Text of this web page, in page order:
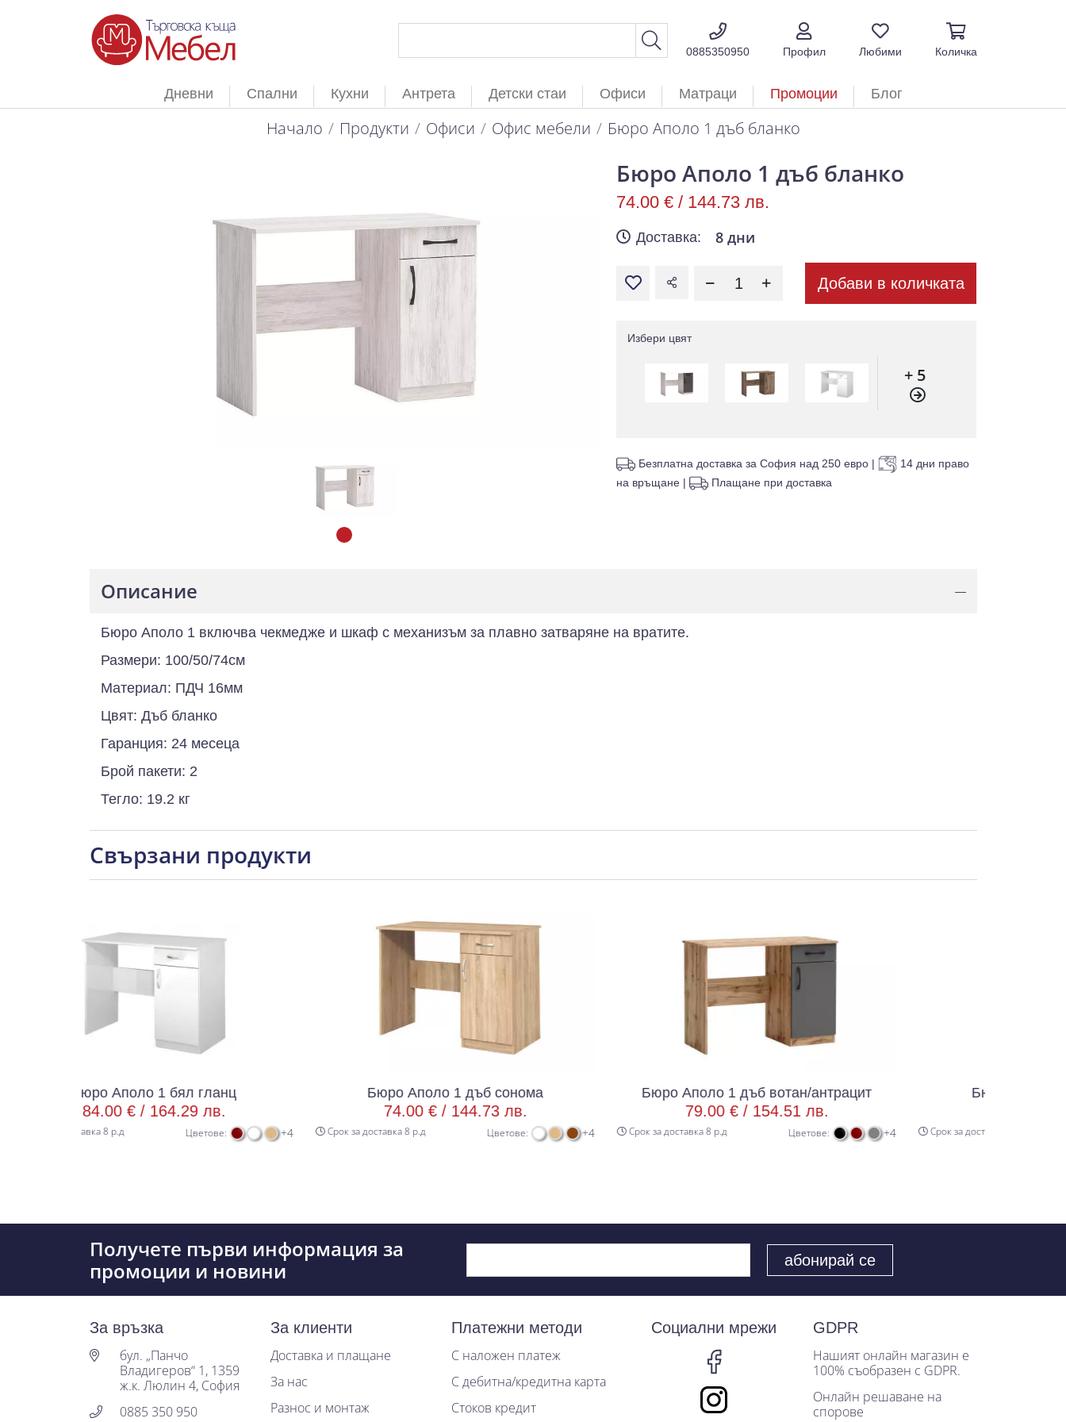
0885350950 Профил Любими Количка
Дневни Спални Кухни Антрета Детски стаи Офиси Матраци Промоции Блог
Начало Продукти Офиси Офис мебели Бюро Аполо 1 дъб бланко
Бюро Аполо 1 дъб бланко
74.00 € / 144.73 лв.
Доставка: 8 дни
Добави в количката
Избери цвят
+ 5
Безплатна доставка за София над 250 евро |
14 дни право
на връщане | Плащане при доставка
Описание —
Бюро Аполо 1 включва чекмедже и шкаф с механизъм за плавно затваряне на вратите.
Размери: 100/50/74см
Материал: ПДЧ 16мм
Цвят: Дъб бланко
Гаранция: 24 месеца
Брой пакети: 2
Тегло: 19.2 кг
Свързани продукти
Аполо 1 бял гланц
164.29 лв.
Цветове: +4
Бюро Аполо 1 дъб сонома
144.73 лв.
Срок за доставка 8 р.д Цветове: +4
Бюро Аполо 1 дъб вотан/антрацит
154.51 лв.
Срок за доставка 8 р.д Цветове: +4
Бюро Аполо 1 голд крафт
Срок за доставка 8 р.д
Получете първи информация за
промоции и новини
За връзка
бул. „Панчо
Владигеров“ 1, 1359
ж.к. Люлин 4, София
0885 350 950
За клиенти
Доставка и плащане
За нас
Разнос и монтаж
Платежни методи
С наложен платеж
С дебитна/кредитна карта
Стоков кредит
Социални мрежи
GDPR
Нашият онлайн магазин е
100% съобразен с GDPR.
Онлайн решаване на
спорове